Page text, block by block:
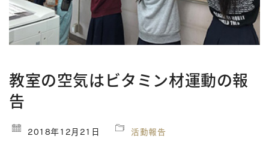
教室の空気はビタミン材運動の報
告
2018年12月21日 活動報告